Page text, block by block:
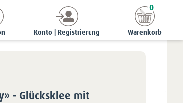
Konto | Registrierung Warenkorb
0
Birthday» - Glücksklee mit Marienkäfer
- Glücksklee mit